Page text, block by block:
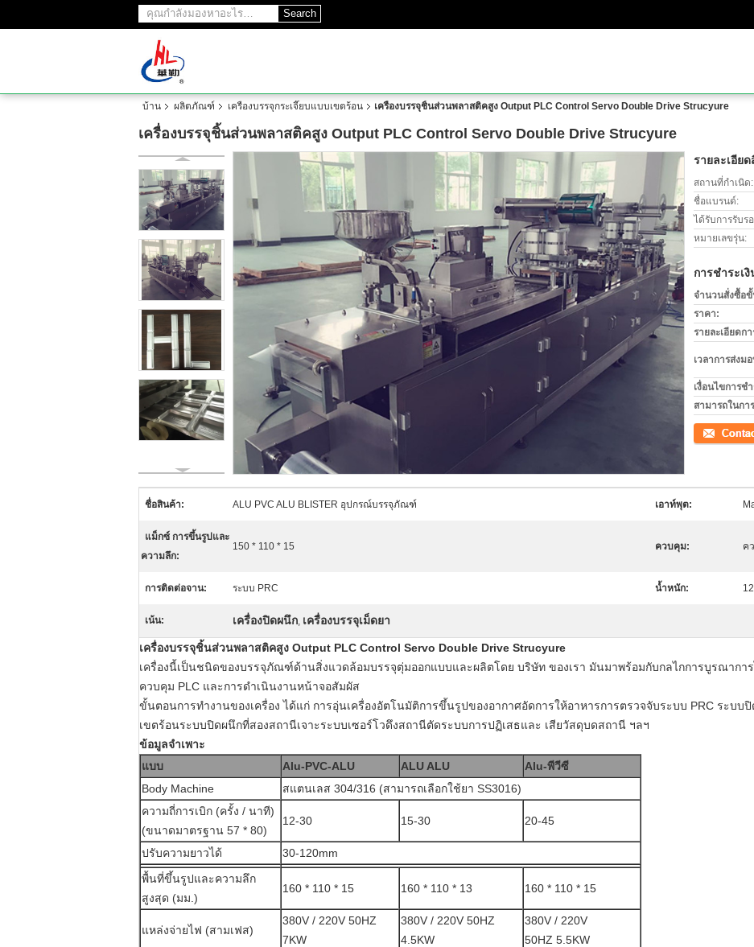
Search
บ้าน ผลิตภัณฑ์ เครื่องบรรจุกระเจี๊ยบแบบเขตร้อน เครื่องบรรจุชิ้นส่วนพลาสติคสูง Output PLC Control Servo Double Drive Strucyure
เครื่องบรรจุชิ้นส่วนพลาสติคสูง Output PLC Control Servo Double Drive Strucyure
รายละเอีย
สถานที่กำเนิด:
ชื่อแบรนด์:
ได้รับการรับร
หมายเลขรุ่น:
การชำระเงิ
จำนวนสั่งซื้อ
ราคา:
รายละเอียดก
เวลาการส่งม
เงื่อนไขการชำ
สามารถในกา
ติดต่อ
ชื่อสินค้า: ALU PVC ALU BLISTER อุปกรณ์บรรจุภัณฑ์ เอาท์พุต:
แม็กซ์ การขึ้นรูปและ
ความลึก:
150 * 110 * 15 ควบคุม: ค
การติดต่อจาน: ระบบ PRC น้ำหนัก:
เน้น: เครื่องปิดผนึก, เครื่องบรรจุเม็ดยา
เครื่องบรรจุชิ้นส่วนพลาสติคสูง Output PLC Control Servo Double Drive Strucyure
เครื่องนี้เป็นชนิดของบรรจุภัณฑ์ด้านสิ่งแวดล้อมบรรจุตุ่มออกแบบและผลิตโดย บริษัท ของเรา มันมาพร้อมกับกลไกการบูรณากา
ควบคุม PLC และการดำเนินงานหน้าจอสัมผัส
ขั้นตอนการทำงานของเครื่อง ได้แก่ การอุ่นเครื่องอัตโนมัติการขึ้นรูปของอากาศอัดการให้อาหารการตรวจจับระบบ PRC ระบ
เขตร้อนระบบปิดผนึกที่สองสถานีเจาะระบบเซอร์โวดึงสถานีตัดระบบการปฏิเสธและ เสียวัสดุบดสถานี ฯลฯ
ข้อมูลจำเพาะ
แบบ
Alu-PVC-ALU ALU ALU
Alu-พีวีซี
Body Machine
สแตนเลส 304/316 (สามารถเลือกใช้ยา SS3016)
ความถี่การเบิก (ครั้ง / นาที)
(ขนาดมาตรฐาน 57 * 80)
12-30 15-30 20-45
ปรับความยาวได้
30-120mm
พื้นที่ขึ้นรูปและความลึก
สูงสุด (มม.)
160 * 110 * 15 160 * 110 * 13 160 * 110 * 15
แหล่งจ่ายไฟ (สามเฟส)
380V / 220V 50HZ
7KW
380V / 220V 50HZ
4.5KW
380V / 220V
50HZ 5.5KW